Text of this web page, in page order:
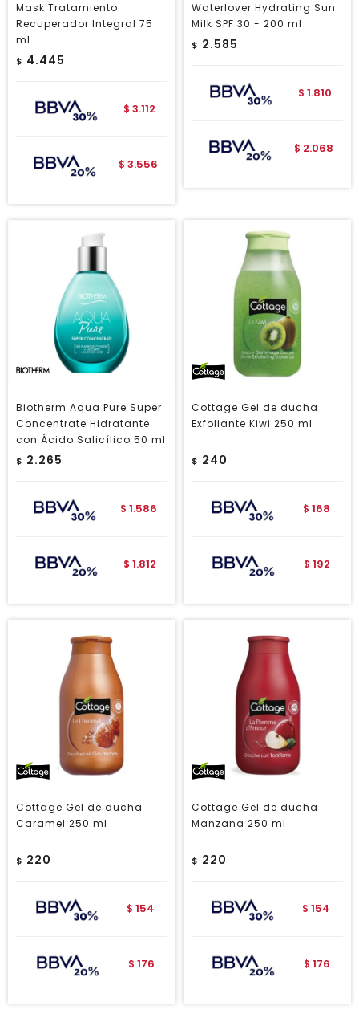
Mask Tratamiento
Recuperador Integral 75
ml
$ 4.445
$ 3.112
$ 3.556
Waterlover Hydrating Sun
Milk SPF 30 - 200 ml
$ 2.585
$ 1.810
$ 2.068
Biotherm Aqua Pure Super
Concentrate Hidratante
con Ácido Salicílico 50 ml
$ 2.265
$ 1.586
$ 1.812
Cottage Gel de ducha
Exfoliante Kiwi 250 ml
$ 240
$ 168
$ 192
Cottage Gel de ducha
Caramel 250 ml
$ 220
$ 154
$ 176
Cottage Gel de ducha
Manzana 250 ml
$ 220
$ 154
$ 176